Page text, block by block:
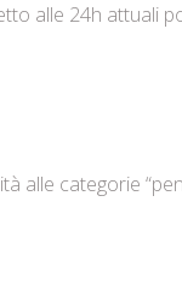
alle 24h attuali
alle categorie